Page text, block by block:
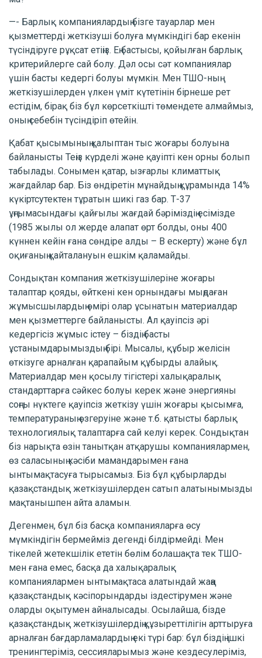
—- Барлық компаниялардың бізге тауарлар мен
қызметтерді жеткізуші болуға мүмкіндігі бар екенін
түсіндіруге рұқсат етіңіз. Ең бастысы, қойылған барлық
критерийлерге сай болу. Дәл осы сәт компаниялар
үшін басты кедергі болуы мүмкін. Мен ТШО-ның
жеткізушілерден үлкен үміт күтетінін бірнеше рет
естідім, бірақ біз бұл көрсеткішті төмендете алмаймыз,
оның себебін түсіндіріп өтейін.
Қабат қысымының қалыптан тыс жоғары болуына
байланысты Теңіз күрделі және қауіпті кен орны болып
табылады. Сонымен қатар, ызғарлы климаттық
жағдайлар бар. Біз өндіретін мұнайдың құрамында 14%
күкіртсутектен тұратын шикі газ бар. Т-37
ұңғымасындағы қайғылы жағдай бәріміздің есімізде
(1985 жылы ол жерде алапат өрт болды, оны 400
күннен кейін ғана сөндіре алды – В ескерту) және бұл
оқиғаның қайталануын ешкім қаламайды.
Сондықтан компания жеткізушілеріне жоғары
талаптар қояды, өйткені кен орнындағы мыңдаған
жұмысшылардың өмірі олар ұсынатын материалдар
мен қызметтерге байланысты. Ал қауіпсіз әрі
кедергісіз жұмыс істеу – біздің басты
ұстанымдарымыздың бірі. Мысалы, құбыр желісін
өткізуге арналған қарапайым құбырды алайық.
Материалдар мен қосылу тігістері халықаралық
стандарттарға сәйкес болуы керек және энергияны
соңғы нүктеге қауіпсіз жеткізу үшін жоғары қысымға,
температураның өзгеруіне және т.б. қатысты барлық
технологиялық талаптарға сай келуі керек. Сондықтан
біз нарықта өзін танытқан атқарушы компаниялармен,
өз саласының кәсіби мамандарымен ғана
ынтымақтасуға тырысамыз. Біз бұл құбырларды
қазақстандық жеткізушілерден сатып алатынымызды
мақтанышпен айта аламын.
Дегенмен, бұл біз басқа компанияларға өсу
мүмкіндігін бермейміз дегенді білдірмейді. Мен
тікелей жетекшілік ететін бөлім болашақта тек ТШО-
мен ғана емес, басқа да халықаралық
компаниялармен ынтымақтаса алатындай жаңа
қазақстандық кәсіпорындарды іздестірумен және
оларды оқытумен айналысады. Осылайша, бізде
қазақстандық жеткізушілердің құзыреттілігін арттыруға
арналған бағдарламалардың екі түрі бар: бұл біздің ішкі
тренингтеріміз, сессияларымыз және кездесулеріміз,